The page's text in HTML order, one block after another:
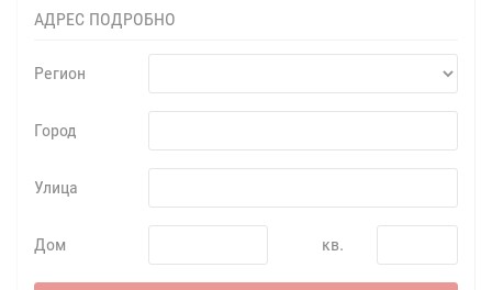
АДРЕС ПОДРОБНО
Регион
Город
Улица
Дом кв.